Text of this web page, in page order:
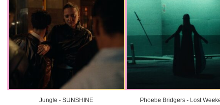
Jungle - SUNSHINE
Phoebe Bridgers - Lost